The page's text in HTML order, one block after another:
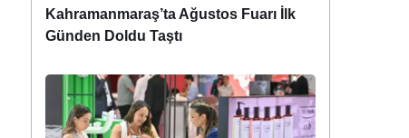
Kahramanmaraş’ta Ağustos Fuarı İlk
Günden Doldu Taştı